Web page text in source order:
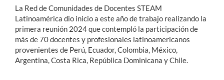
La Red de Comunidades de Docentes STEAM
Latinoamérica dio inicio a este año de trabajo realizando la
primera reunión 2024 que contempló la participación de
más de 70 docentes y profesionales latinoamericanos
provenientes de Perú, Ecuador, Colombia, México,
Argentina, Costa Rica, República Dominicana y Chile.